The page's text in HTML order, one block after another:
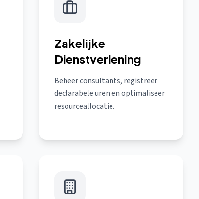
Zakelijke
Dienstverlening
Beheer consultants, registreer
declarabele uren en optimaliseer
resourceallocatie.